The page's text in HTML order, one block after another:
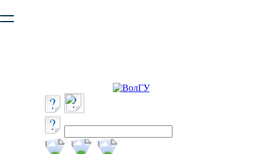
безопасную работу с сайтом. Пожалуйста